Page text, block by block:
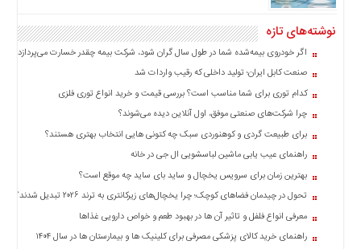
اقتصادی
اخبار
نوشته‌های تازه
اگر خودروی بیمه‌شده شما در طول سال گران شود، شرکت بیمه چقدر خسارت می‌پردازد؟
صنعت کابل ایران؛ تولید داخلی که رقیب واردات شد
کدام توری برای شما مناسب است؟ بررسی قیمت و خرید انواع توری فلزی
چرا شرکت‌های صنعتی موفق، اول آنلاین دیده می‌شوند؟
برای طبیعت گردی و کوهنوردی سبک چه کتونی هایی انتخاب بهتری هستند؟
راهنمای عیب یابی ماشین لباسشویی ال جی در خانه
بهترین زمان برای سرویس یخچال و ساید بای ساید چه موقع است؟
تحول در چیدمان فضاهای کوچک؛ چرا یخچال‌های زیرکانتری به ترند ۲۰۲۶ تبدیل شدند؟
معرفی انواع فلفل و تاثیر آن ‌ها در بهبود طعم و خواص دارویی غذاها
راهنمای خرید کالای پزشکی مصرفی برای کلینیک ها و بیمارستان ها در سال ۱۴۰۴